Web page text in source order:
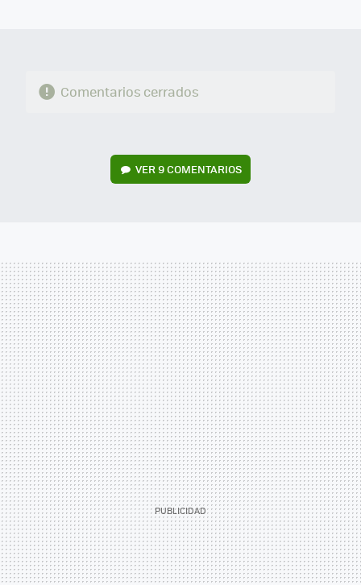
Comentarios cerrados
VER 9 COMENTARIOS